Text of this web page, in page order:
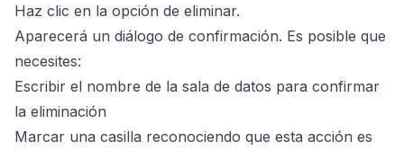
Haz clic en la opción de eliminar.
Aparecerá un diálogo de confirmación. Es posible que
necesites:
Escribir el nombre de la sala de datos para confirmar
la eliminación
Marcar una casilla reconociendo que esta acción es